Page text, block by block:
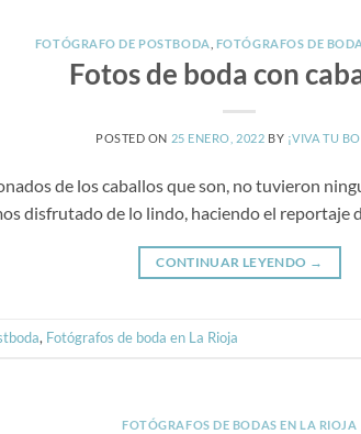
FOTÓGRAFO DE POSTBODA FOTÓGRAFOS DE
Fotos de boda con
POSTED ON 25 ENERO, 2022 BY ¡VIVA TU
de los caballos que son, no tuvieron
disfrutado de lo lindo, haciendo el reportaje
CONTINUAR LEYENDO →
, Fotógrafos de boda en La Rioja
FOTÓGRAFOS DE BODAS EN LA RIOJA